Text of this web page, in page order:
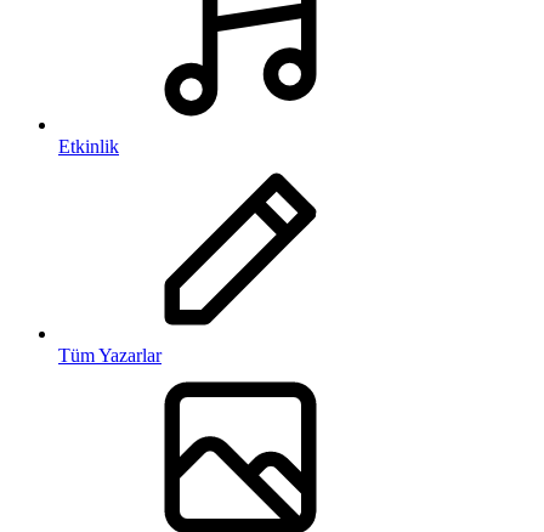
Etkinlik
Tüm Yazarlar